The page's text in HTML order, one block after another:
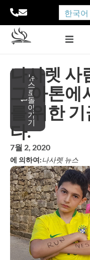
한국어
뉴
스
로
돌
아
가
기
나사렛 사
그 아톤
를 위한
다.
7월 2, 2020
에 의하여:나사렛 뉴스